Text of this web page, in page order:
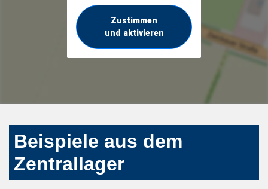
Zustimmen
und aktivieren
Beispiele aus dem
Zentrallager